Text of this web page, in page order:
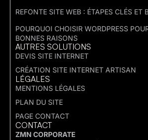
REFONTE SITE WEB : ÉTAPES CLÉS ET
POURQUOI CHOISIR WORDPRESS
BONNES RAISONS
AUTRES SOLUTIONS
DEVIS SITE INTERNET
CRÉATION SITE INTERNET ARTISAN
LÉGALES
MENTIONS LÉGALES
PLAN DU SITE
PAGE CONTACT
CONTACT
ZMN CORPORATE